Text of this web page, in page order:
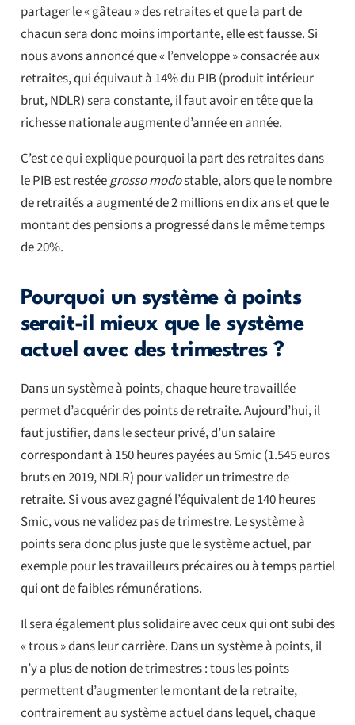
partager le « gâteau » des retraites et que la part de
chacun sera donc moins importante, elle est fausse. Si
nous avons annoncé que « l’enveloppe » consacrée aux
retraites, qui équivaut à 14% du PIB (produit intérieur
brut, NDLR) sera constante, il faut avoir en tête que la
richesse nationale augmente d’année en année.
C’est ce qui explique pourquoi la part des retraites dans
le PIB est restéegrosso modostable, alors que le nombre
de retraités a augmenté de 2 millions en dix ans et que le
montant des pensions a progressé dans le même temps
de 20%.
Pourquoi un système à points
serait-il mieux que le système
actuel avec des trimestres ?
Dans un système à points, chaque heure travaillée
permet d’acquérir des points de retraite. Aujourd’hui, il
faut justifier, dans le secteur privé, d’un salaire
correspondant à 150 heures payées au Smic (1.545 euros
bruts en 2019, NDLR) pour valider un trimestre de
retraite. Si vous avez gagné l’équivalent de 140 heures
Smic, vous ne validez pas de trimestre. Le système à
points sera donc plus juste que le système actuel, par
exemple pour les travailleurs précaires ou à temps partiel
qui ont de faibles rémunérations.
Il sera également plus solidaire avec ceux qui ont subi des
« trous » dans leur carrière. Dans un système à points, il
n’y a plus de notion de trimestres : tous les points
permettent d’augmenter le montant de la retraite,
contrairement au système actuel dans lequel, chaque